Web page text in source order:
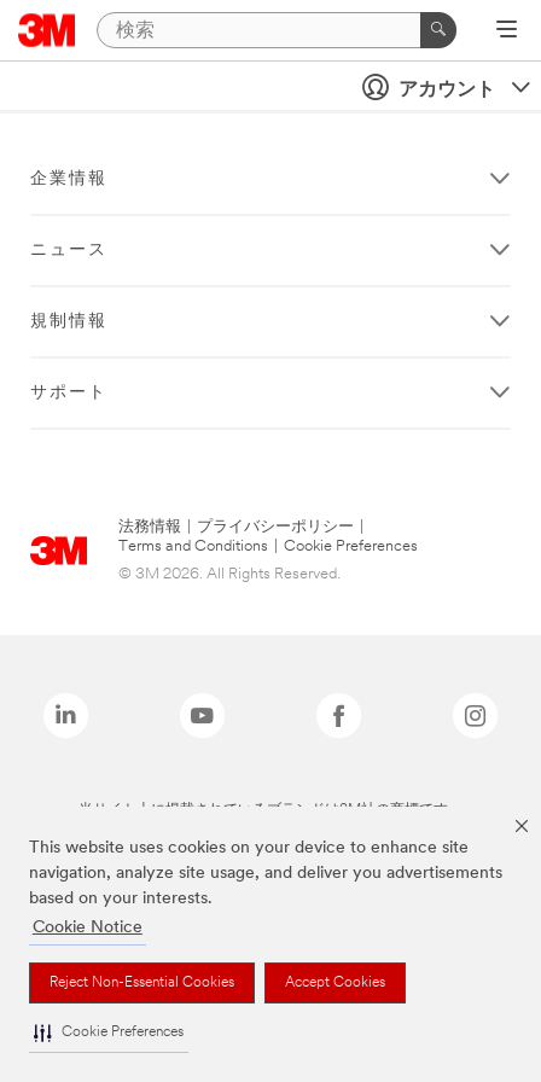
This website uses cookies on your device to enhance site
navigation, analyze site usage, and deliver you advertisements
based on your interests.
Cookie Notice
Reject Non-Essential Cookies Accept Cookies
Cookie Preferences
アカウント
企業情報
ニュース
規制情報
サポート
法務情報 プライバシーポリシー
Terms and Conditions
Cookie Preferences
© 3M 2026. All Rights Reserved.
当サイト上に掲載されているブランドは3M社の商標です。